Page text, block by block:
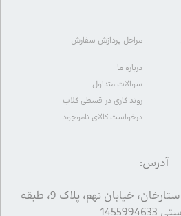
مراحل پردازش سفارش
درباره ما
سوالات متداول
روند کاری در قسطی کلاب
درخواست کالای ناموجود
آدرس:
تهران، دریان نو، خیابان ستارخان، خیابان نهم، پلاک 9، طبقه